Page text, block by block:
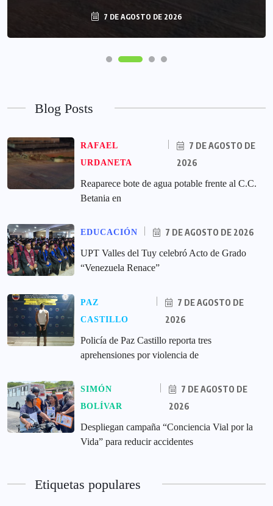
7 DE AGOSTO DE 2026
Blog Posts
RAFAEL
URDANETA
7 DE AGOSTO DE
2026
Reaparece bote de agua potable frente al C.C.
Betania en
EDUCACIÓN
7 DE AGOSTO DE 2026
UPT Valles del Tuy celebró Acto de Grado
“Venezuela Renace”
PAZ
CASTILLO
7 DE AGOSTO DE
2026
‎Policía de Paz Castillo reporta tres
aprehensiones por violencia de
SIMÓN
BOLÍVAR
7 DE AGOSTO DE
2026
‎Despliegan campaña “Conciencia Vial por la
Vida” para reducir accidentes
Etiquetas populares